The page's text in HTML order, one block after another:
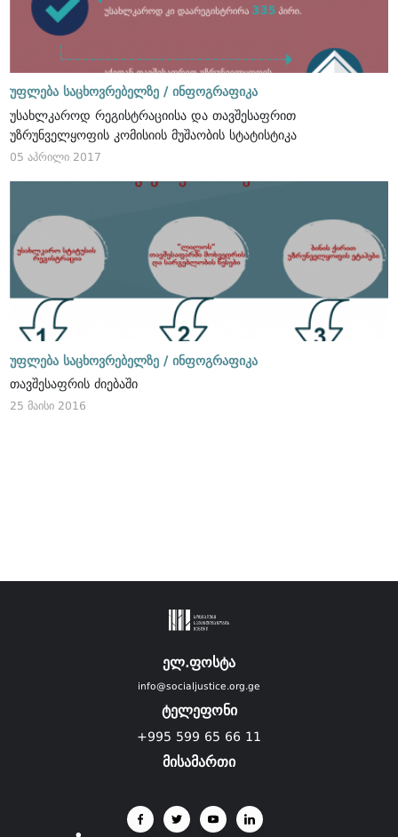
უფლება საცხოვრებელზე / ინფოგრაფიკა
უსახლკაროდ რეგისტრაციისა და თავშესაფრით
უზრუნველყოფის კომისიის მუშაობის სტატისტიკა
05 აპრილი 2017
უფლება საცხოვრებელზე / ინფოგრაფიკა
თავშესაფრის ძიებაში
25 მაისი 2016
ელ.ფოსტა
info@socialjustice.org.ge
ტელეფონი
+995 599 65 66 11
მისამართი